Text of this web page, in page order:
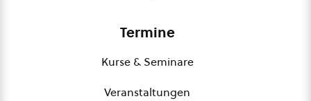
Termine
Kurse & Seminare
Veranstaltungen